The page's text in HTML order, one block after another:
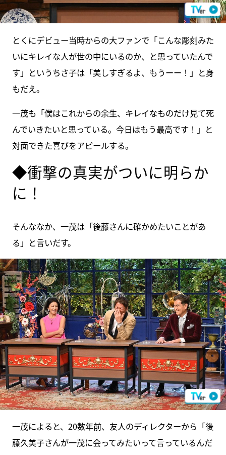
とくにデビュー当時からの大ファンで「こんな彫刻みた
いにキレイな人が世の中にいるのか、と思っていたんで
す」というちさ子は「美しすぎるよ、もうーー！」と身
もだえ。
一茂も「僕はこれからの余生、キレイなものだけ見て死
んでいきたいと思っている。今日はもう最高です！」と
対面できた喜びをアピールする。
◆衝撃の真実がついに明らか
に！
そんななか、一茂は「後藤さんに確かめたいことがあ
る」と言いだす。
一茂によると、20数年前、友人のディレクターから「後
藤久美子さんが一茂に会ってみたいって言っているんだ